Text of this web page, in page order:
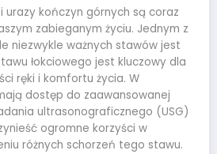
urazy kończyn górnych są coraz
zabieganym życiu. Jednym z
niezwykle ważnych stawów jest
łokciowego jest kluczowy dla
ręki i komfortu życia. W
dostęp do zaawansowanej
ultrasonograficznego (USG)
ogromne korzyści w
różnych schorzeń tego stawu.